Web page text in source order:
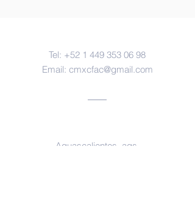
Tel: +52 1 449 353 06 98
Email: cmxcfac@gmail.com
Aguascalientes, ags.